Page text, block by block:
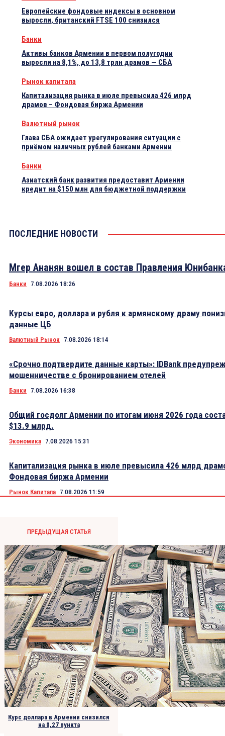
Европейские фондовые индексы в основном
выросли, британский FTSE 100 снизился
Банки
Активы банков Армении в первом полугодии
выросли на 8,1%, до 13,8 трлн драмов — СБА
Рынок капитала
Капитализация рынка в июле превысила 426 млрд
драмов – Фондовая биржа Армении
Валютный рынок
Глава СБА ожидает урегулирования ситуации с
приёмом наличных рублей банками Армении
Банки
Азиатский банк развития предоставит Армении
кредит на $150 млн для бюджетной поддержки
ПОСЛЕДНИЕ НОВОСТИ
Мгер Ананян вошел в состав Правления
Банки 7.08.2026 18:26
Курсы евро, доллара и рубля к армянскому драму
данные ЦБ
Валютный Рынок 7.08.2026 18:14
«Срочно подтвердите данные карты»: IDBank
мошенничестве с бронированием отелей
Банки 7.08.2026 16:38
Общий госдолг Армении по итогам июня 2026 года
$13.9 млрд.
Экономика 7.08.2026 15:31
Капитализация рынка в июле превысила 426 млрд
Фондовая биржа Армении
Рынок Капитала 7.08.2026 11:59
ПРЕДЫДУЩАЯ СТАТЬЯ
Курс доллара в Армении снизился
на 0,27 пункта